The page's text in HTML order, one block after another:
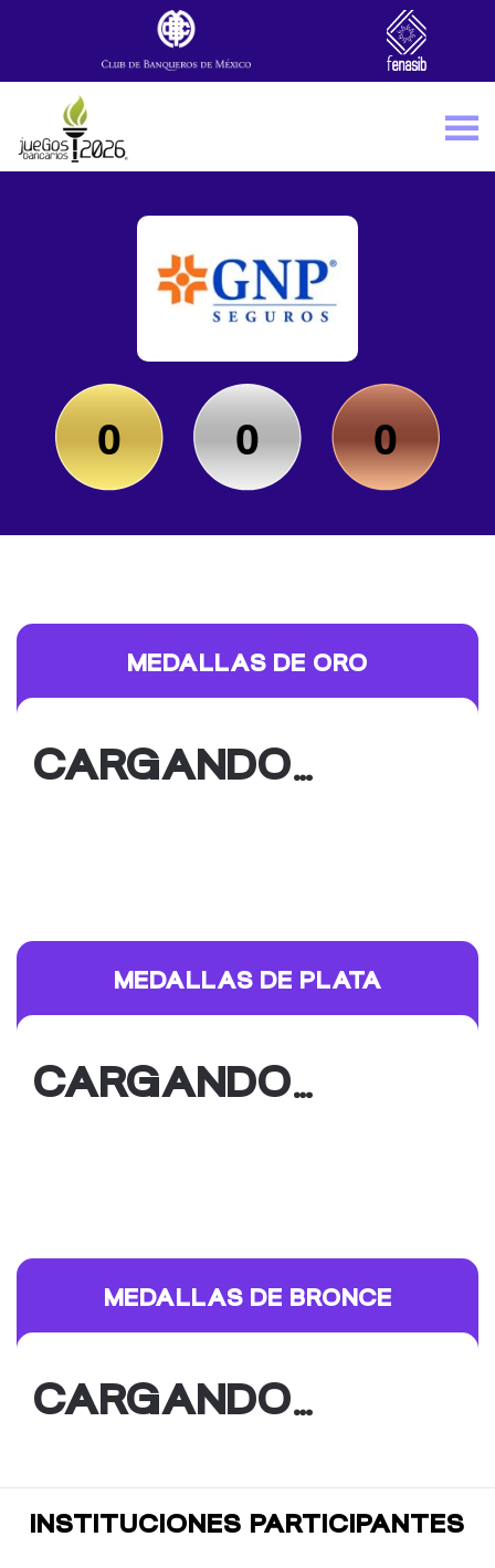
Skip to main content
0 0 0
MEDALLAS DE ORO
CARGANDO…
MEDALLAS DE PLATA
CARGANDO…
MEDALLAS DE BRONCE
CARGANDO…
INSTITUCIONES PARTICIPANTES